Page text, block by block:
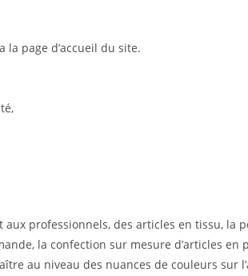
page d’accueil du site.
professionnels, des articles en tissu, la
la confection sur mesure d’articles
au niveau des nuances de couleurs sur